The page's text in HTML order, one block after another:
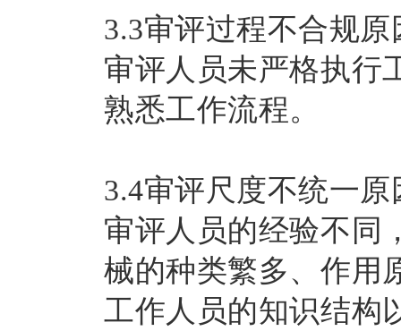
3.3审评过程不合规原
审评人员未严格执行
熟悉工作流程。
3.4审评尺度不统一原
审评人员的经验不同
械的种类繁多、作用
工作人员的知识结构